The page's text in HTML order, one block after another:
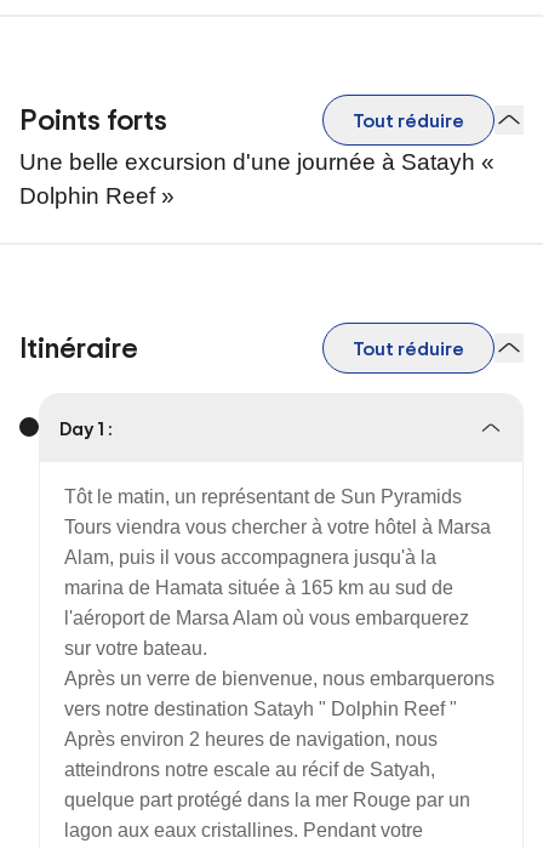
Points forts Tout réduire
Une belle excursion d'une journée à Satayh «
Dolphin Reef »
Itinéraire Tout réduire
Day 1 :
Tôt le matin, un représentant de Sun Pyramids
Tours viendra vous chercher à votre hôtel à Marsa
Alam, puis il vous accompagnera jusqu'à la
marina de Hamata située à 165 km au sud de
l'aéroport de Marsa Alam où vous embarquerez
sur votre bateau.
Après un verre de bienvenue, nous embarquerons
vers notre destination Satayh " Dolphin Reef "
Après environ 2 heures de navigation, nous
atteindrons notre escale au récif de Satyah,
quelque part protégé dans la mer Rouge par un
lagon aux eaux cristallines. Pendant votre